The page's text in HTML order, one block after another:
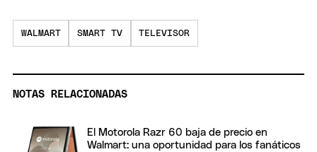
WALMART SMART TV TELEVISOR
NOTAS RELACIONADAS
El Motorola Razr 60 baja de precio en
Walmart: una oportunidad para los fanáticos